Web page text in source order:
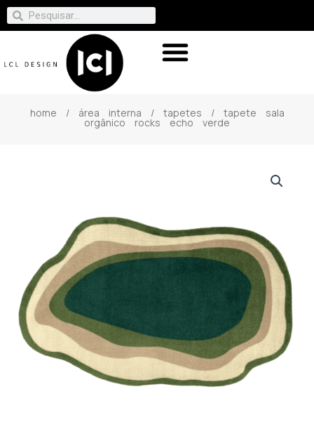
home / área interna / tapetes / tapete sala
orgânico rocks echo verde